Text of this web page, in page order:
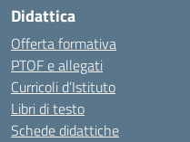
Didattica
Offerta formativa
PTOF e allegati
Curricoli d’Istituto
Libri di testo
Schede didattiche